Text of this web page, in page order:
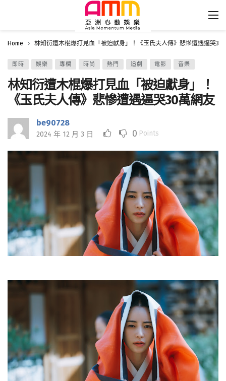
Home 林知衍遭木棍爆打見血「被迫獻身」！《玉氏夫人傳》悲慘遭遇逼哭30
即時 娛樂 專欄 時尚 熱門 追劇 電影 音樂
林知衍遭木棍爆打見血「被迫獻身」！
《玉氏夫人傳》悲慘遭遇逼哭30萬網友
be90728
2024 年 12 月 3 日 0 Points